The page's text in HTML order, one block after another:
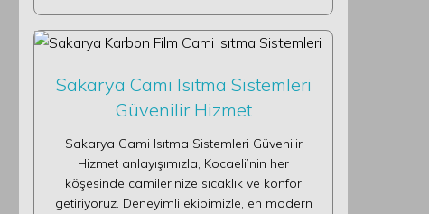
Sakarya Cami Isıtma Sistemleri
Güvenilir Hizmet
Sakarya Cami Isıtma Sistemleri Güvenilir
Hizmet anlayışımızla, Kocaeli’nin her
köşesinde camilerinize sıcaklık ve konfor
getiriyoruz. Deneyimli ekibimizle, en modern